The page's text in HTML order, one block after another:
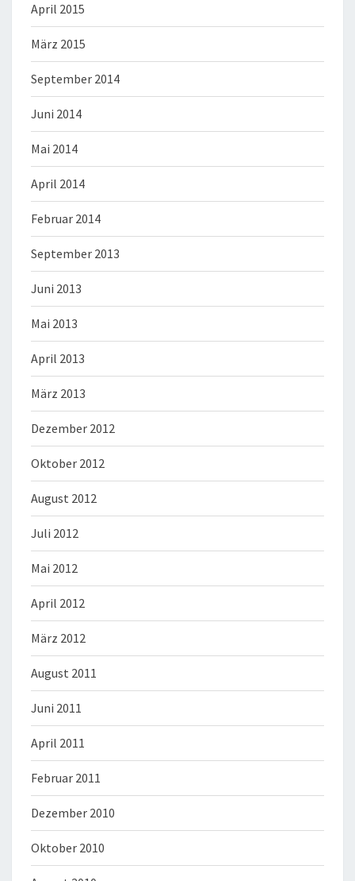
April 2015
März 2015
September 2014
Juni 2014
Mai 2014
April 2014
Februar 2014
September 2013
Juni 2013
Mai 2013
April 2013
März 2013
Dezember 2012
Oktober 2012
August 2012
Juli 2012
Mai 2012
April 2012
März 2012
August 2011
Juni 2011
April 2011
Februar 2011
Dezember 2010
Oktober 2010